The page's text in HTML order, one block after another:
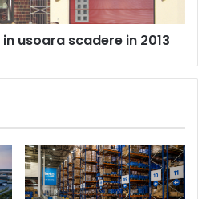
usoara scadere in 2013